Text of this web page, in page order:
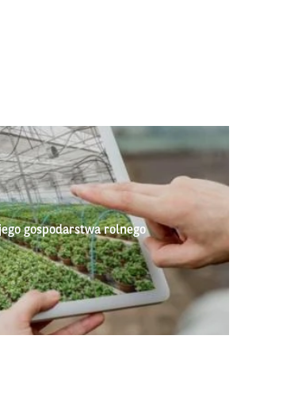
gospodarstwa rolnego